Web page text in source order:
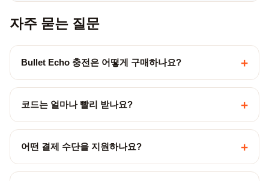
자주 묻는 질문
Bullet Echo 충전은 어떻게 구매하나요? +
코드는 얼마나 빨리 받나요? +
어떤 결제 수단을 지원하나요? +